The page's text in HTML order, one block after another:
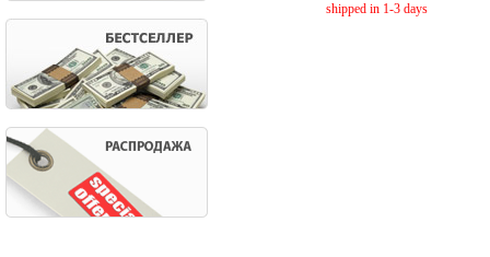
shipped in 1-3 days